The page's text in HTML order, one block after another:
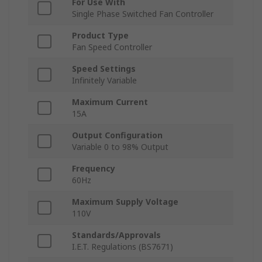
For Use With
Single Phase Switched Fan Controller
Product Type
Fan Speed Controller
Speed Settings
Infinitely Variable
Maximum Current
15A
Output Configuration
Variable 0 to 98% Output
Frequency
60Hz
Maximum Supply Voltage
110V
Standards/Approvals
I.E.T. Regulations (BS7671)